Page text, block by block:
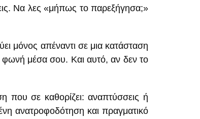
Να λες «μήπως το παρεξήγησα;»
μόνος απέναντι σε μια κατάσταση
φωνή μέσα σου. Και αυτό, αν δεν το
που σε καθορίζει: αναπτύσσεις ή
ανατροφοδότηση και πραγματικό